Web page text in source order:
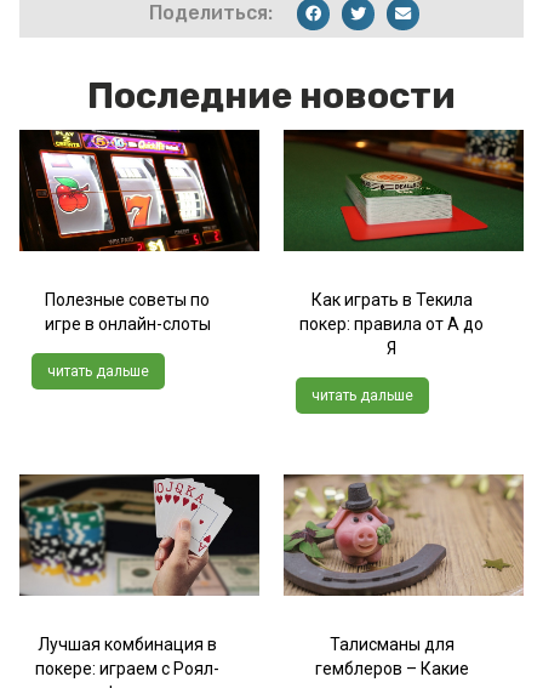
Поделиться:
Последние новости
Полезные советы по
игре в онлайн-слоты
читать дальше
Как играть в Текила
покер: правила от А до
Я
читать дальше
Лучшая комбинация в
покере: играем с Роял-
Талисманы для
гемблеров – Какие